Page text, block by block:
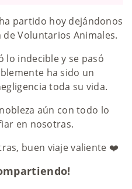
partido hoy dejándonos
Voluntarios Animales.
lo indecible y se pasó
ha sido un
toda su vida.
aún con todo lo
en nosotras.
buen viaje valiente ❤️